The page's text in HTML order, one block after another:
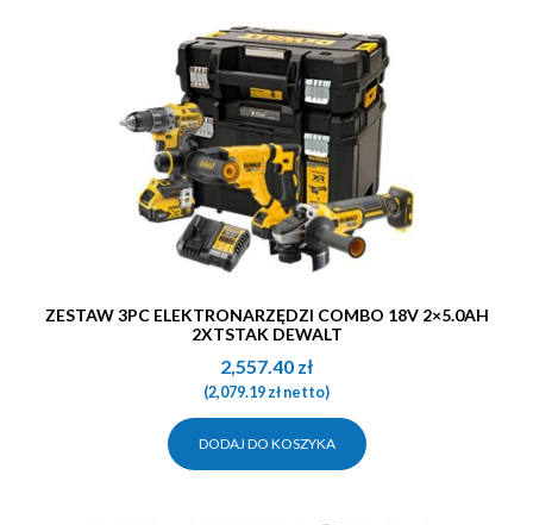
ZESTAW 3PC ELEKTRONARZĘDZI COMBO 18V 2×5.0AH
2XTSTAK DEWALT
2,557.40 zł
(2,079.19złnetto)
DODAJ DO KOSZYKA